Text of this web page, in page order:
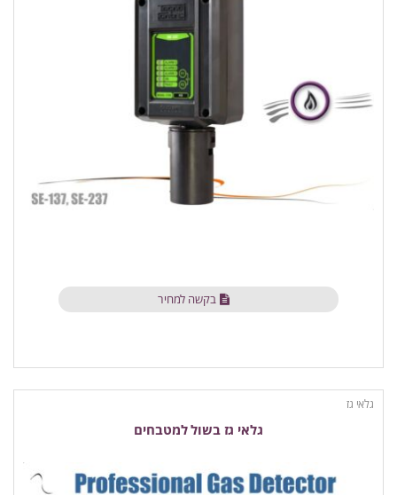
בקשה למחיר
גלאי גז
גלאי גז בשול למטבחים